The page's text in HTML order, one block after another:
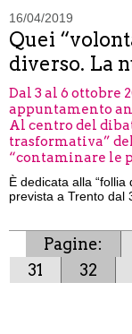
16/04/2019
Quei
diverso. La
Dal 3 al 6 ottobre
appuntamento
Al centro del
trasformativa”
“contaminare le
È dedicata alla “follia
prevista a Trento dal
Pagine:
31
32